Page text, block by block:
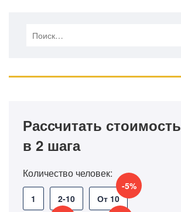
Рассчитать стоимость
в 2 шага
Количество человек:
1 2-10 От 10
-5%